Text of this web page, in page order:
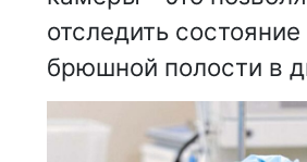
отследить состояние
брюшной полости в